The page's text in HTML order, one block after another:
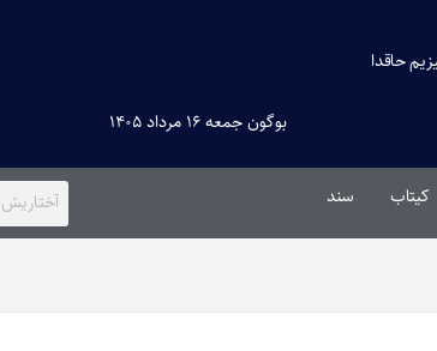
حاقدا
بوگون جمعه ۱۶ مرداد ۱۴۰۵
کیتاب سند